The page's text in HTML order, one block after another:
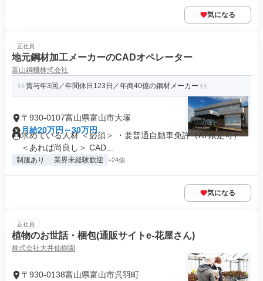
気になる
正社員
地元鋼材加工メーカーのCADオペレーター
富山鋼機株式会社
賞与年3回／年間休日123日／年商40億の鋼材メーカー
〒930-0107富山県富山市大塚
月給20万円～30万円
求めている人材 ＜必須＞ ・要普通自動車免許（AT限定可）
＜あれば尚良し＞ CAD...
制服あり 業界未経験歓迎 +24個
気になる
正社員
植物のお世話・梱包(通販サイトe-花屋さん)
株式会社大井仙樹園
〒930-0138富山県富山市呉羽町